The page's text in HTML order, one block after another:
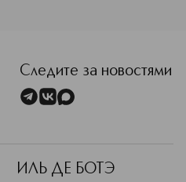
Следите за новостями
ИЛЬ ДЕ БОТЭ